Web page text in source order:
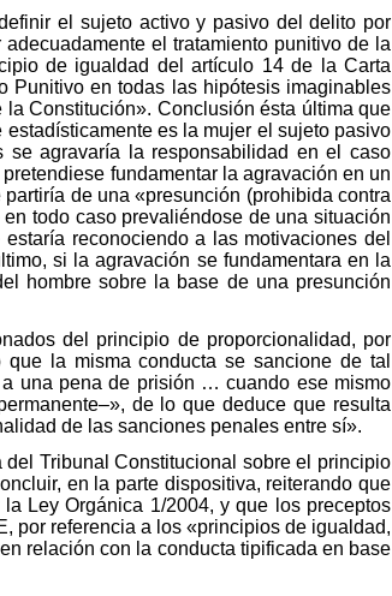
el sujeto activo y pasivo del delito por
el tratamiento punitivo de la
de igualdad del artículo 14 de la Carta
Punitivo en todas las hipótesis imaginables
Constitución». Conclusión ésta última que
es la mujer el sujeto pasivo
se agravaría la responsabilidad en el caso
fundamentar la agravación en un
de una «presunción (prohibida contra
todo caso prevaliéndose de una situación
reconociendo a las motivaciones del
si la agravación se fundamentara en la
hombre sobre la base de una presunción
del principio de proporcionalidad, por
la misma conducta se sancione de tal
una pena de prisión … cuando ese mismo
de lo que deduce que resulta
de las sanciones penales entre sí».
Tribunal Constitucional sobre el principio
en la parte dispositiva, reiterando que
Ley Orgánica 1/2004, y que los preceptos
por referencia a los «principios de igualdad,
relación con la conducta tipificada en base